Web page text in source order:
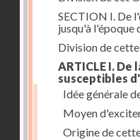
SECTION I. De
jusqu'à l'époque
Division de
ARTICLE I.
susceptibles
Idée générale
Moyen
Origine de